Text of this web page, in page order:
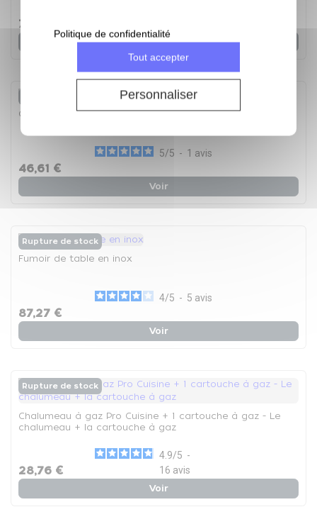
Tout accepter
Personnaliser
Politique de confidentialité
7,93 €
Voir
Chalumeau à gaz
5/5 - 1 avis
46,61 €
Voir
Rupture de stock
Fumoir de table en inox
4/5 - 5 avis
87,27 €
Voir
Rupture de stock
Chalumeau à gaz Pro Cuisine + 1 cartouche à gaz - Le
chalumeau + la cartouche à gaz
4.9/5 -
16 avis
28,76 €
Voir